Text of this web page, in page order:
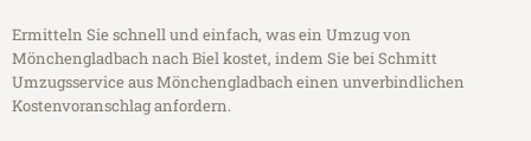
Ermitteln Sie schnell und einfach, was ein Umzug von
Mönchengladbach nach Biel kostet, indem Sie bei Schmitt
Umzugsservice aus Mönchengladbach einen unverbindlichen
Kostenvoranschlag anfordern.